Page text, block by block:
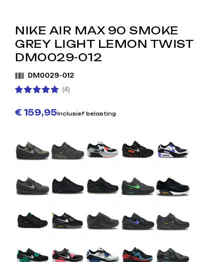
NIKE AIR MAX 90 SMOKE
GREY LIGHT LEMON TWIST
DM0029-012
DM0029-012
(4)
€ 159,95Inclusief belasting